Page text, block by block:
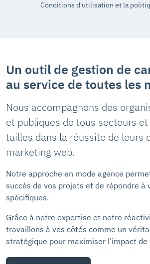
Conditions d'utilisation et la
Un outil de gestion de
au service de toutes les
Nous accompagnons des
et publiques de tous secteurs
tailles dans la réussite de leurs
marketing web.
Notre approche en mode agence
succès de vos projets et de répondre à
spécifiques.
Grâce à notre expertise et notre
travaillons à vos côtés comme un
stratégique pour maximiser l’impact de